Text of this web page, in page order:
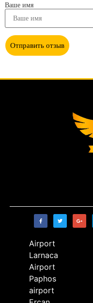
Ваше имя
Отправить отзыв
Airport
Larnaca
Airport
Paphos
airport